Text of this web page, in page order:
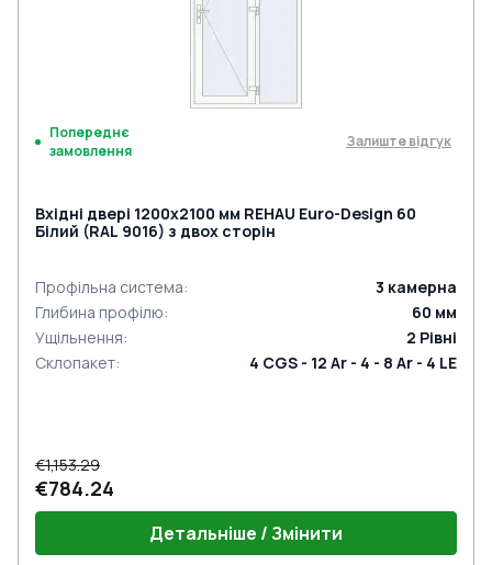
Попереднє
замовлення
Залиште відгук
Вхідні двері 1200x2100 мм REHAU Euro-Design 60
Білий (RAL 9016) з двох сторін
Профільна система: 3 камерна
Глибина профілю: 60 мм
Ущільнення: 2 Рівні
Склопакет: 4 CGS - 12 Ar - 4 - 8 Ar - 4 LE
€1,153.29
€784.24
Детальніше / Змінити